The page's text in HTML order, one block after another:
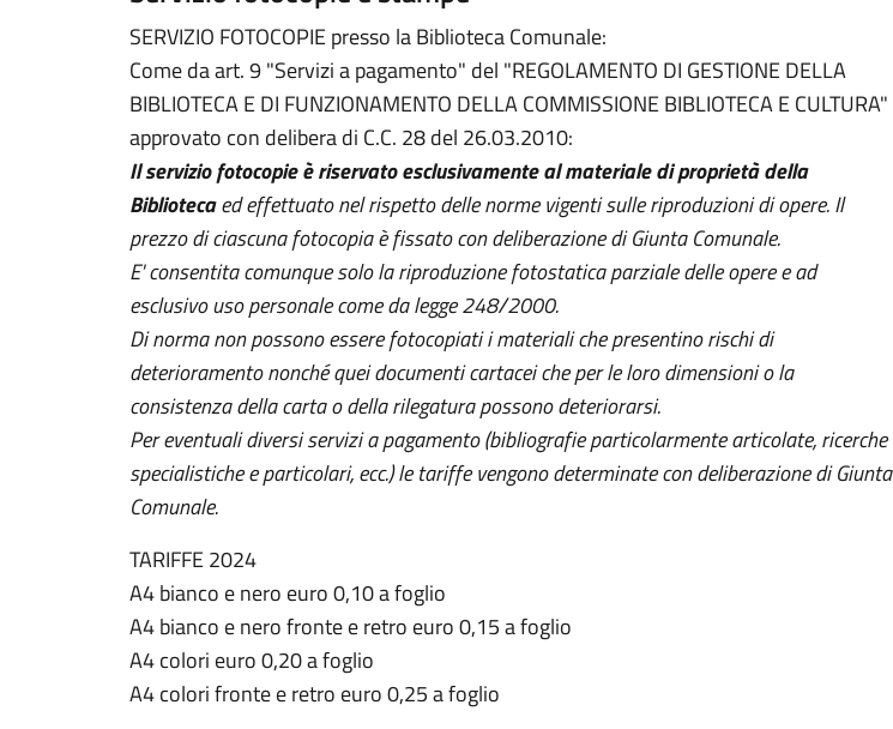
SERVIZIO FOTOCOPIE presso la Biblioteca Comunale:
Come da art. 9 "Servizi a pagamento" del "REGOLAMENTO DI GESTIONE DELLA
BIBLIOTECA E DI FUNZIONAMENTO DELLA COMMISSIONE BIBLIOTECA E CULTURA"
approvato con delibera di C.C. 28 del 26.03.2010:
Il servizio fotocopie è riservato esclusivamente al materiale di proprietà della
Bibliotecaed effettuato nel rispetto delle norme vigenti sulle riproduzioni di opere. Il
prezzo di ciascuna fotocopia è fissato con deliberazione di Giunta Comunale.
E' consentita comunque solo la riproduzione fotostatica parziale delle opere e ad
esclusivo uso personale come da legge 248/2000.
Di norma non possono essere fotocopiati i materiali che presentino rischi di
deterioramento nonché quei documenti cartacei che per le loro dimensioni o la
consistenza della carta o della rilegatura possono deteriorarsi.
Per eventuali diversi servizi a pagamento (bibliografie particolarmente articolate, ricerche
specialistiche e particolari, ecc.) le tariffe vengono determinate con deliberazione di Giunta
Comunale.
TARIFFE 2024
A4 bianco e nero euro 0,10 a foglio
A4 bianco e nero fronte e retro euro 0,15 a foglio
A4 colori euro 0,20 a foglio
A4 colori fronte e retro euro 0,25 a foglio